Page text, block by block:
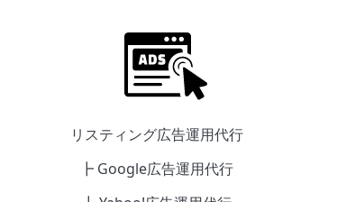
リスティング広告運用代行
┣ Google広告運用代行